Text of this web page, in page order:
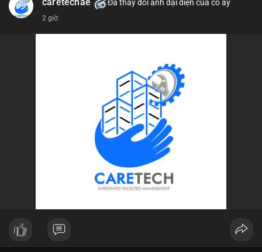
#vlikevn #titanbot
caretechae Đã thay đổi ảnh đại diện của cô ấy
2 giờ